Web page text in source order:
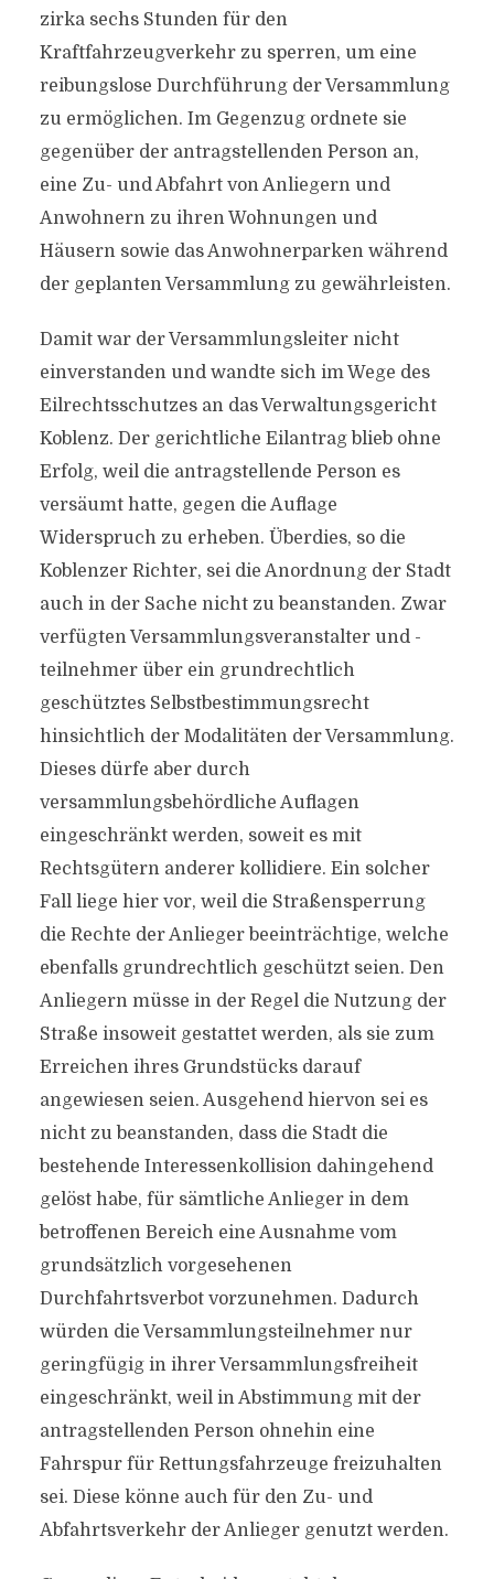
zirka sechs Stunden für den
Kraftfahrzeugverkehr zu sperren, um eine
reibungslose Durchführung der Versammlung
zu ermöglichen. Im Gegenzug ordnete sie
gegenüber der antragstellenden Person an,
eine Zu- und Abfahrt von Anliegern und
Anwohnern zu ihren Wohnungen und
Häusern sowie das Anwohnerparken während
der geplanten Versammlung zu gewährleisten.
Damit war der Versammlungsleiter nicht
einverstanden und wandte sich im Wege des
Eilrechtsschutzes an das Verwaltungsgericht
Koblenz. Der gerichtliche Eilantrag blieb ohne
Erfolg, weil die antragstellende Person es
versäumt hatte, gegen die Auflage
Widerspruch zu erheben. Überdies, so die
Koblenzer Richter, sei die Anordnung der Stadt
auch in der Sache nicht zu beanstanden. Zwar
verfügten Versammlungsveranstalter und -
teilnehmer über ein grundrechtlich
geschütztes Selbstbestimmungsrecht
hinsichtlich der Modalitäten der Versammlung.
Dieses dürfe aber durch
versammlungsbehördliche Auflagen
eingeschränkt werden, soweit es mit
Rechtsgütern anderer kollidiere. Ein solcher
Fall liege hier vor, weil die Straßensperrung
die Rechte der Anlieger beeinträchtige, welche
ebenfalls grundrechtlich geschützt seien. Den
Anliegern müsse in der Regel die Nutzung der
Straße insoweit gestattet werden, als sie zum
Erreichen ihres Grundstücks darauf
angewiesen seien. Ausgehend hiervon sei es
nicht zu beanstanden, dass die Stadt die
bestehende Interessenkollision dahingehend
gelöst habe, für sämtliche Anlieger in dem
betroffenen Bereich eine Ausnahme vom
grundsätzlich vorgesehenen
Durchfahrtsverbot vorzunehmen. Dadurch
würden die Versammlungsteilnehmer nur
geringfügig in ihrer Versammlungsfreiheit
eingeschränkt, weil in Abstimmung mit der
antragstellenden Person ohnehin eine
Fahrspur für Rettungsfahrzeuge freizuhalten
sei. Diese könne auch für den Zu- und
Abfahrtsverkehr der Anlieger genutzt werden.